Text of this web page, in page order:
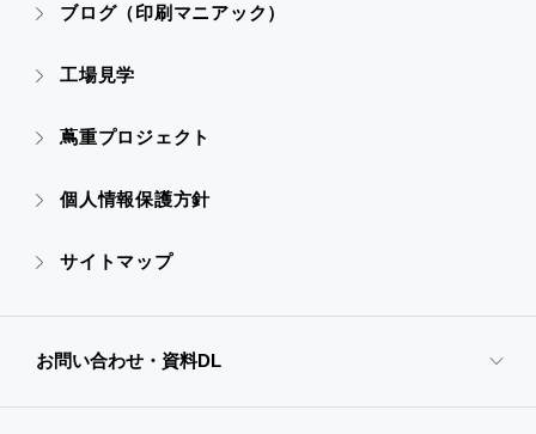
- CSR活動
- ぎぞらーず
- デザイン
ブログ（印刷マニアック）
工場見学
蔦重プロジェクト
個人情報保護方針
サイトマップ
お問い合わせ・資料DL